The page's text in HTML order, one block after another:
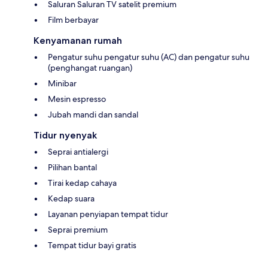
Saluran Saluran TV satelit premium
Film berbayar
Kenyamanan rumah
Pengatur suhu pengatur suhu (AC) dan pengatur suhu
(penghangat ruangan)
Minibar
Mesin espresso
Jubah mandi dan sandal
Tidur nyenyak
Seprai antialergi
Pilihan bantal
Tirai kedap cahaya
Kedap suara
Layanan penyiapan tempat tidur
Seprai premium
Tempat tidur bayi gratis